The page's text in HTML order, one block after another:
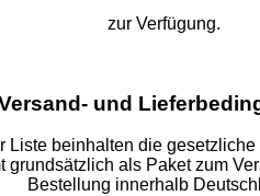
zur Verfügung.
und
Liste beinhalten die
grundsätzlich als Paket zum
Bestellung innerhalb